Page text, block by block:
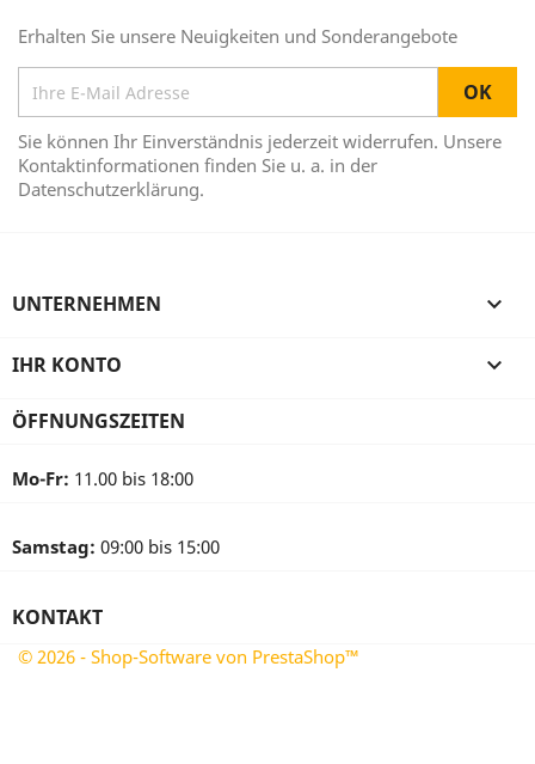
Erhalten Sie unsere Neuigkeiten und Sonderangebote
Sie können Ihr Einverständnis jederzeit widerrufen. Unsere
Kontaktinformationen finden Sie u. a. in der
Datenschutzerklärung.
UNTERNEHMEN 
IHR KONTO 
ÖFFNUNGSZEITEN
Mo-Fr: 11.00 bis 18:00
Samstag: 09:00 bis 15:00
KONTAKT
© 2026 - Shop-Software von PrestaShop™